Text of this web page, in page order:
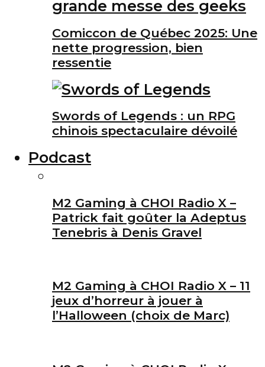
Comiccon de Québec 2025: Une
nette progression, bien
ressentie
Swords of Legends : un RPG
chinois spectaculaire dévoilé
Podcast
M2 Gaming à CHOI Radio X –
Patrick fait goûter la Adeptus
Tenebris à Denis Gravel
M2 Gaming à CHOI Radio X – 11
jeux d’horreur à jouer à
l’Halloween (choix de Marc)